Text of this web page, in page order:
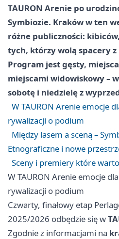
TAURON Arenie po
Symbiozie. Kraków w ten
różne publiczności:
tych, którzy wolą spacery
Program jest gęsty,
miejscami widowiskowy –
sobotę i niedzielę z
W TAURON Arenie emocje
rywalizacji o podium
Między lasem a sceną –
Etnograficzne i nowe
Sceny i premiery które
W TAURON Arenie emocje
rywalizacji o podium
Czwarty, finałowy etap
2025/2026 odbędzie się w
Zgodnie z informacjami na